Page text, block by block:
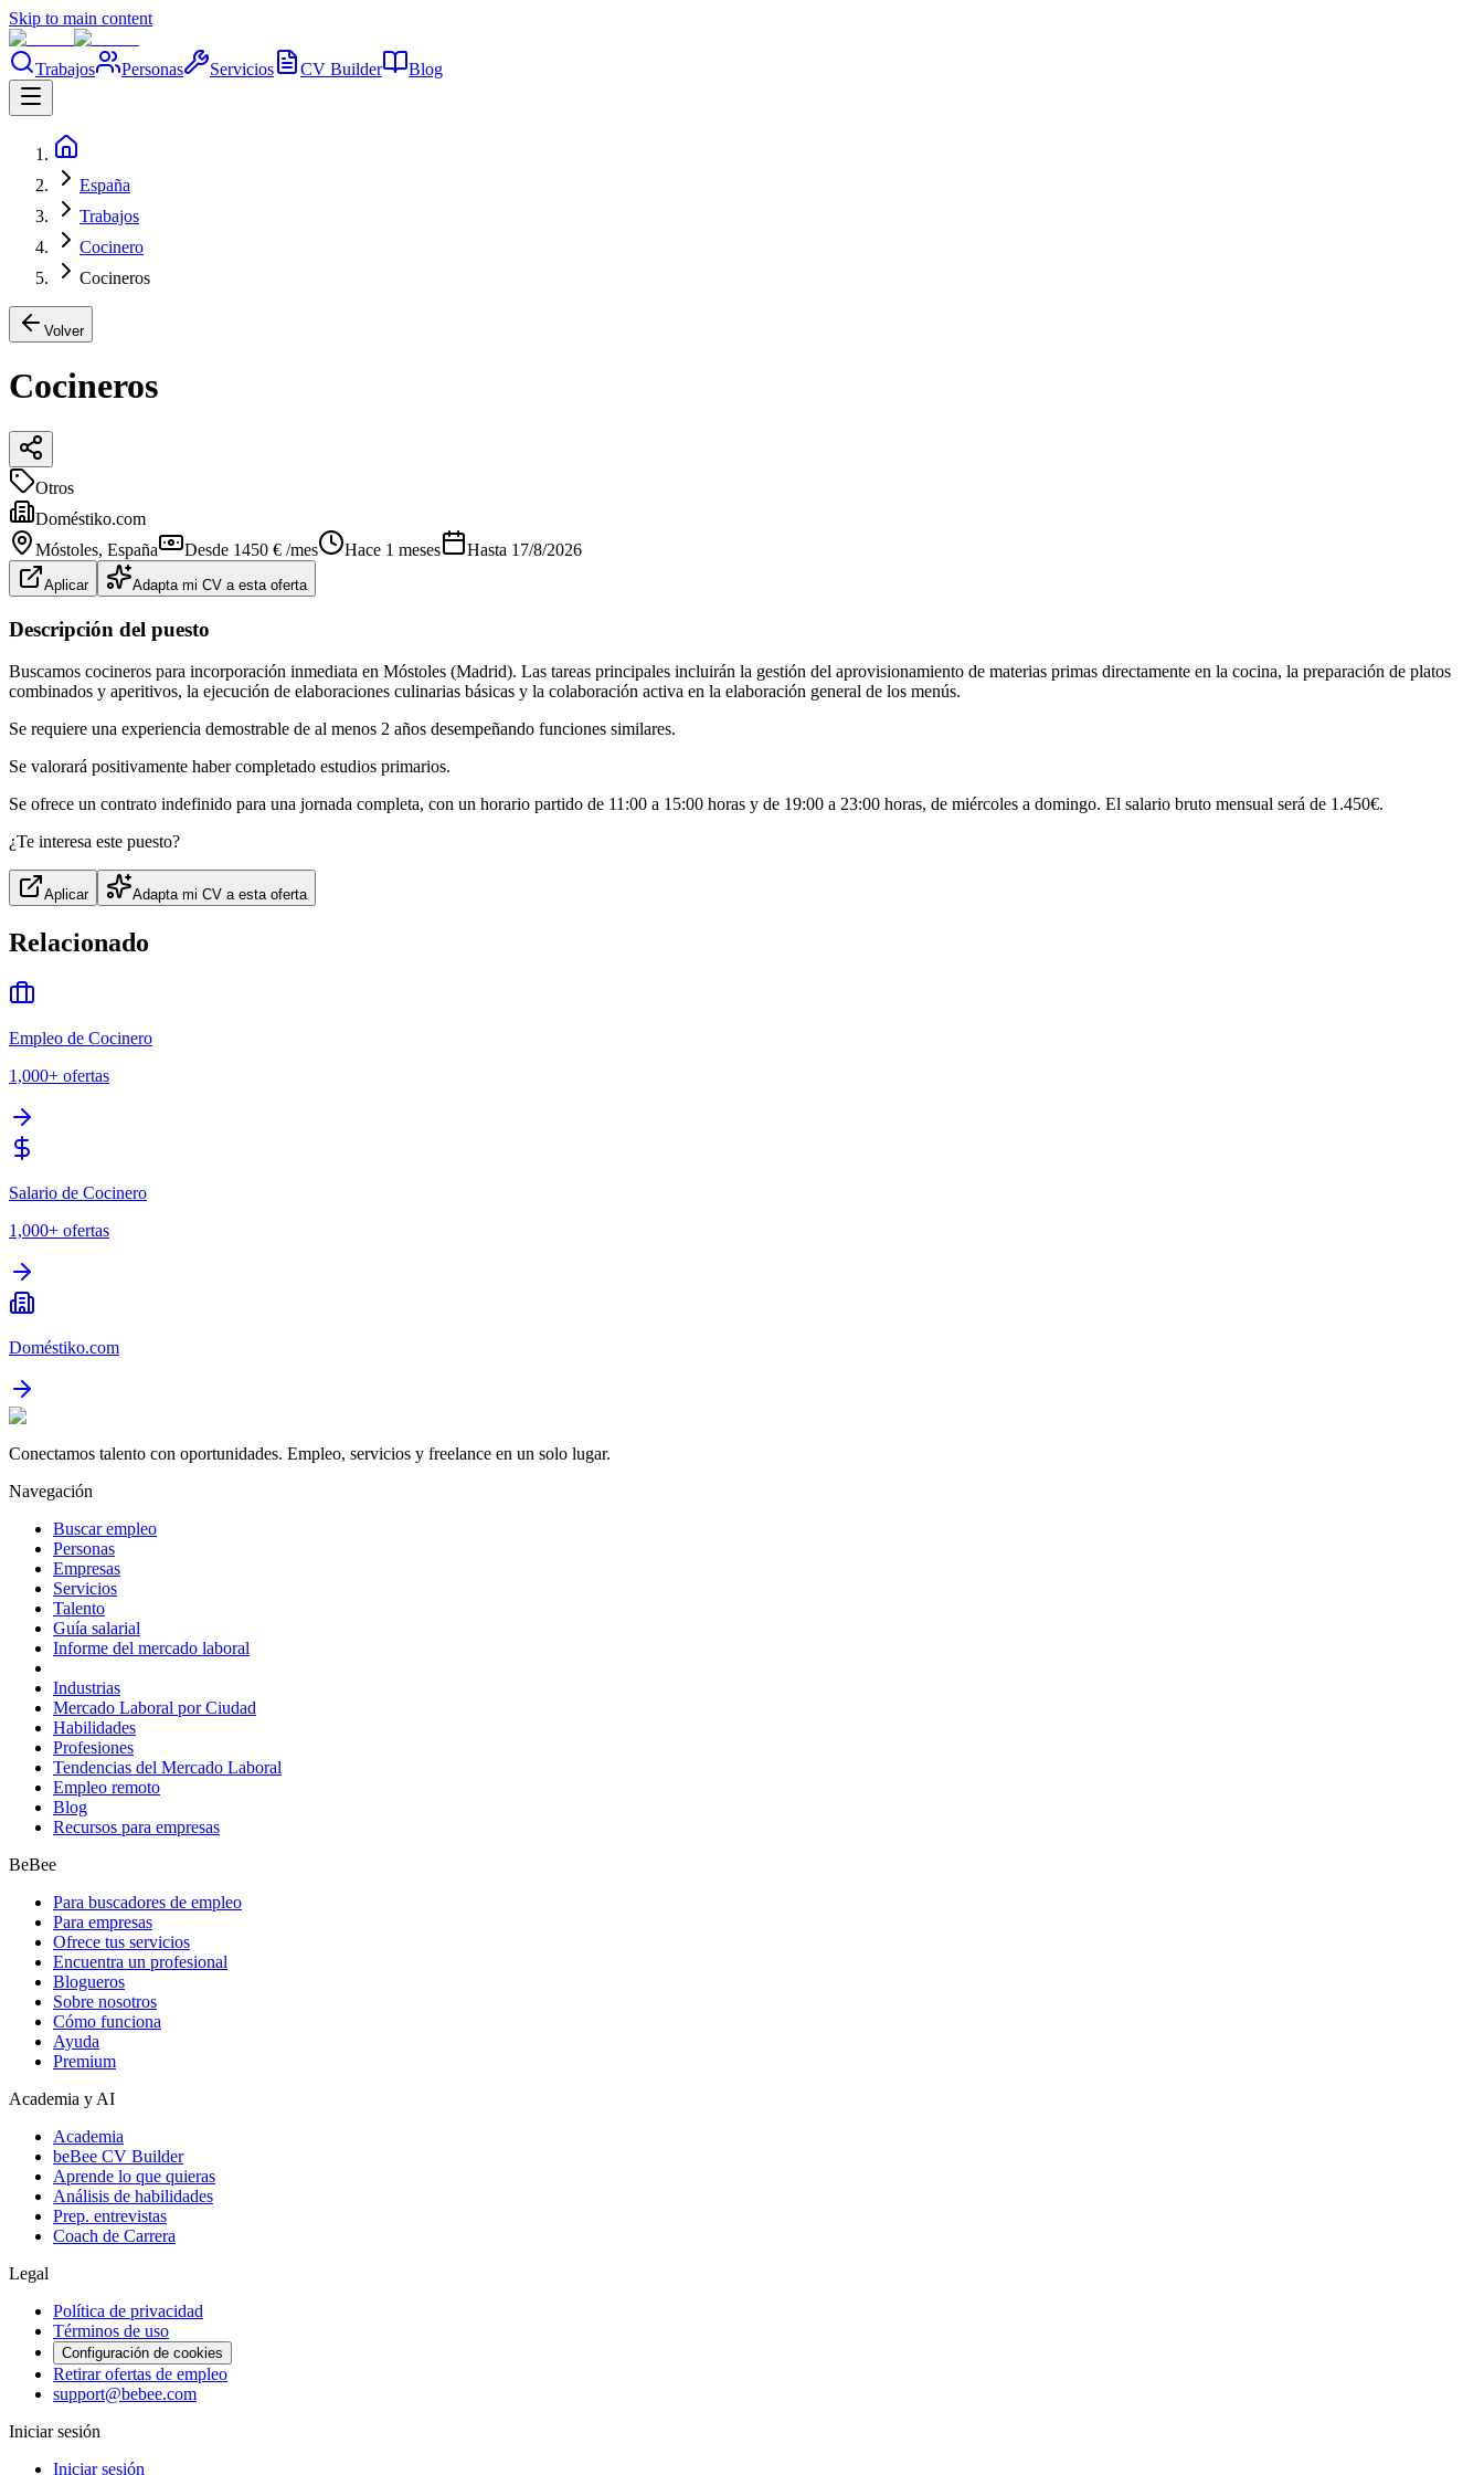
Skip to main content
Trabajos Personas Servicios CV Builder Blog
España
Trabajos
Cocinero
Cocineros
Volver
Cocineros
Otros
Doméstiko.com
Móstoles, España Desde 1450 € /mes Hace 1 meses Hasta 17/8/2026
Aplicar Adapta mi CV a esta oferta
Descripción del puesto
Buscamos cocineros para incorporación inmediata en Móstoles (Madrid). Las tareas principales incluirán la gestión del aprovisionamiento de materias primas directamente en la cocina, la preparación de platos
combinados y aperitivos, la ejecución de elaboraciones culinarias básicas y la colaboración activa en la elaboración general de los menús.
Se requiere una experiencia demostrable de al menos 2 años desempeñando funciones similares.
Se valorará positivamente haber completado estudios primarios.
Se ofrece un contrato indefinido para una jornada completa, con un horario partido de 11:00 a 15:00 horas y de 19:00 a 23:00 horas, de miércoles a domingo. El salario bruto mensual será de 1.450€.
¿Te interesa este puesto?
Aplicar Adapta mi CV a esta oferta
Relacionado
Empleo de Cocinero
1,000+ ofertas
Salario de Cocinero
1,000+ ofertas
Doméstiko.com
Conectamos talento con oportunidades. Empleo, servicios y freelance en un solo lugar.
Navegación
Buscar empleo
Personas
Empresas
Servicios
Talento
Guía salarial
Informe del mercado laboral
Industrias
Mercado Laboral por Ciudad
Habilidades
Profesiones
Tendencias del Mercado Laboral
Empleo remoto
Blog
Recursos para empresas
BeBee
Para buscadores de empleo
Para empresas
Ofrece tus servicios
Encuentra un profesional
Blogueros
Sobre nosotros
Cómo funciona
Ayuda
Premium
Academia y AI
Academia
beBee CV Builder
Aprende lo que quieras
Análisis de habilidades
Prep. entrevistas
Coach de Carrera
Legal
Política de privacidad
Términos de uso
Configuración de cookies
Retirar ofertas de empleo
support@bebee.com
Iniciar sesión
Iniciar sesión